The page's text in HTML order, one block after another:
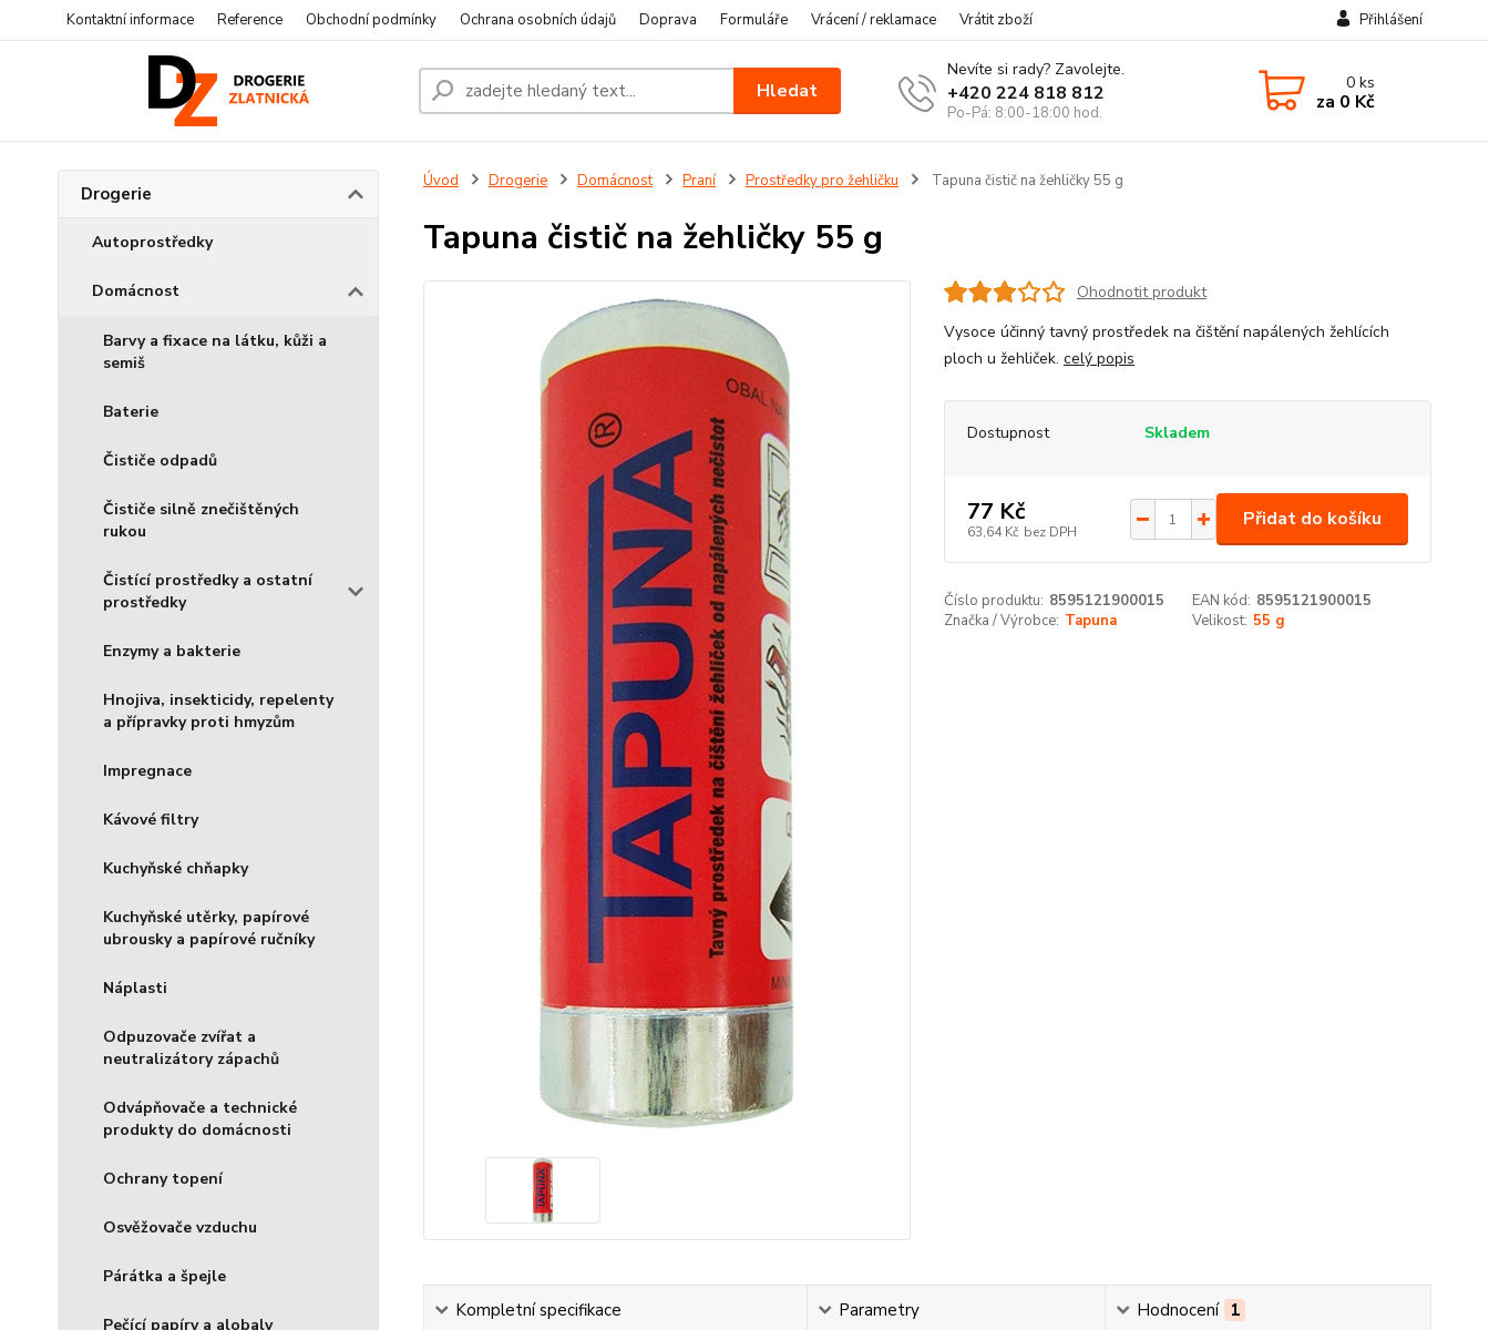
Kontaktní informace Reference Obchodní podmínky Ochrana osobních údajů Doprava Formuláře Vrácení / reklamace Vrátit zboží Přihlášení
Hledat
Nevíte si rady? Zavolejte.
+420 224 818 812
Po-Pá: 8:00-18:00 hod.
0ks
za 0 Kč
Drogerie
Autoprostředky
Domácnost
Barvy a fixace na látku, kůži a
semiš
Baterie
Čističe odpadů
Čističe silně znečištěných
rukou
Čistící prostředky a ostatní
prostředky
Enzymy a bakterie
Hnojiva, insekticidy, repelenty
a přípravky proti hmyzům
Impregnace
Kávové filtry
Kuchyňské chňapky
Kuchyňské utěrky, papírové
ubrousky a papírové ručníky
Náplasti
Odpuzovače zvířat a
neutralizátory zápachů
Odvápňovače a technické
produkty do domácnosti
Ochrany topení
Osvěžovače vzduchu
Párátka a špejle
Pečící papíry a alobaly
Úvod Drogerie Domácnost Praní Prostředky pro žehličku Tapuna čistič na žehličky 55 g
Tapuna čistič na žehličky 55 g
Ohodnotit produkt
Vysoce účinný tavný prostředek na čištění napálených žehlících
ploch u žehliček. celý popis
Dostupnost Skladem
77 Kč
63,64 Kč bez DPH
Přidat do košíku
Číslo produktu: 8595121900015 EAN kód: 8595121900015
Značka / Výrobce: Tapuna Velikost: 55 g
Kompletní specifikace Parametry Hodnocení 1